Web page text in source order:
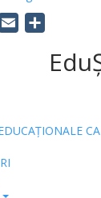
LinkedIn
Email